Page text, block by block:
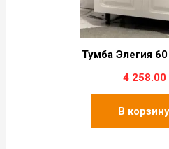
Тумба Элегия 60
4 258.00
В корзину